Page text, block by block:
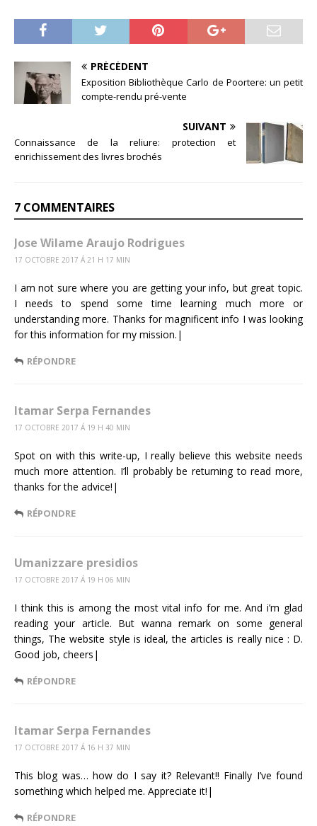
PRÉCÉDENT
Exposition Bibliothèque Carlo de Poortere: un petit
compte-rendu pré-vente
SUIVANT
Connaissance de la reliure: protection et
enrichissement des livres brochés
7 COMMENTAIRES
Jose Wilame Araujo Rodrigues
17 OCTOBRE 2017 Á 21 H 17 MIN
I am not sure where you are getting your info, but great topic.
I needs to spend some time learning much more or
understanding more. Thanks for magnificent info I was looking
for this information for my mission.|
RÉPONDRE
Itamar Serpa Fernandes
17 OCTOBRE 2017 Á 19 H 40 MIN
Spot on with this write-up, I really believe this website needs
much more attention. I’ll probably be returning to read more,
thanks for the advice!|
RÉPONDRE
Umanizzare presidios
17 OCTOBRE 2017 Á 19 H 06 MIN
I think this is among the most vital info for me. And i’m glad
reading your article. But wanna remark on some general
things, The website style is ideal, the articles is really nice : D.
Good job, cheers|
RÉPONDRE
Itamar Serpa Fernandes
17 OCTOBRE 2017 Á 16 H 37 MIN
This blog was… how do I say it? Relevant!! Finally I’ve found
something which helped me. Appreciate it!|
RÉPONDRE